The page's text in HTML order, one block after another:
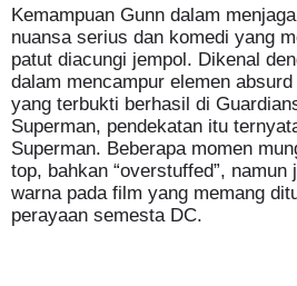
Kemampuan Gunn dalam
nuansa serius dan komedi yang
patut diacungi jempol. Dikenal
dalam mencampur elemen
yang terbukti berhasil di
Superman, pendekatan itu
Superman. Beberapa momen
top, bahkan “overstuffed”,
warna pada film yang memang
perayaan semesta DC.